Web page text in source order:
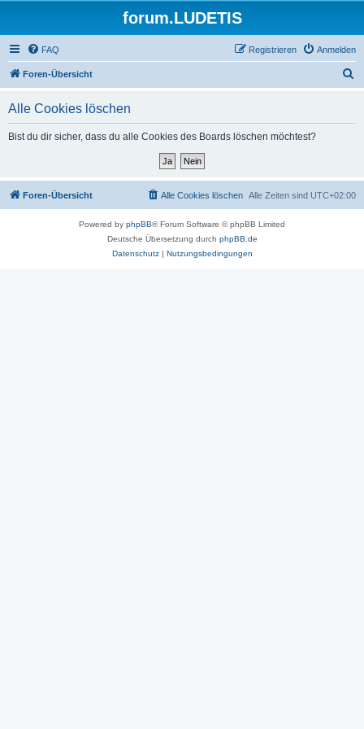
forum.LUDETIS
FAQ Anmelden
Registrieren
Foren-Übersicht
Alle Cookies löschen
Bist du dir sicher, dass du alle Cookies des Boards löschen möchtest?
Foren-Übersicht Alle Zeiten sind UTC+02:00
Alle Cookies löschen
Powered by phpBB® Forum Software © phpBB Limited
Deutsche Übersetzung durch phpBB.de
Datenschutz| Nutzungsbedingungen